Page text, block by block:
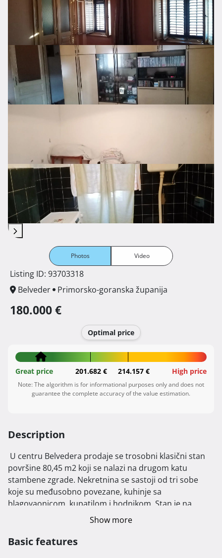
Photos Video
Listing ID: 93703318
Belveder
Primorsko-goranska županija
180.000 €
Optimal price
Great price 201.682 € 214.157 € High price
Note: The algorithm is for informational purposes only and does not
guarantee the complete accuracy of the value estimation.
Description
površine 80,45 m2 koji se nalazi na drugom katu
stambene zgrade. Nekretnina se sastoji od tri sobe
koje su međusobno povezane, kuhinje sa
blagovaonicom, kupatilom i hodnikom. Stan je na
izvrsnoj i frekventnoj lokaciji, u neposrednoj blizini svih
trgovačkih centara, ljekarne, osnovne i srednje škole.
Show more
Basic features